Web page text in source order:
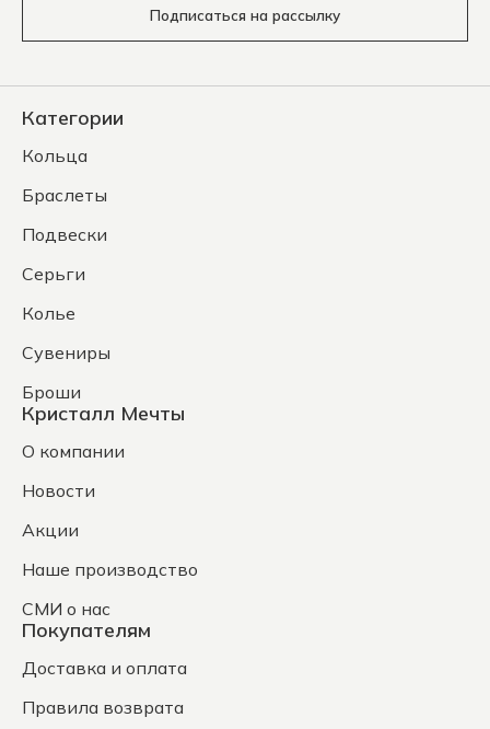
Подписаться на рассылку
Категории
Кольца
Браслеты
Подвески
Серьги
Колье
Сувениры
Броши
Кристалл Мечты
О компании
Новости
Акции
Наше производство
СМИ о нас
Покупателям
Доставка и оплата
Правила возврата